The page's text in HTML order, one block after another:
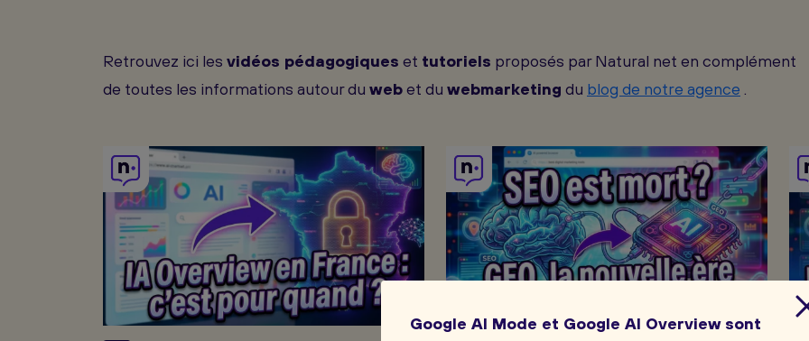
Retrouvez ici les vidéos pédagogiques et tutoriels proposés par Natural net en complément
de toutes les informations autour du webet du webmarketing du blog de notre agence .
Google AI Mode et Google AI Overview sont